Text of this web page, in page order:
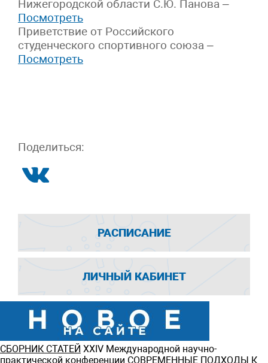
Нижегородской области С.Ю. Панова –
Посмотреть
Приветствие от Российского
студенческого спортивного союза –
Посмотреть
Поделиться:
РАСПИСАНИЕ
ЛИЧНЫЙ КАБИНЕТ
СБОРНИК СТАТЕЙ ХXIV Международной научно-
практической конференции СОВРЕМЕННЫЕ ПОДХОДЫ К